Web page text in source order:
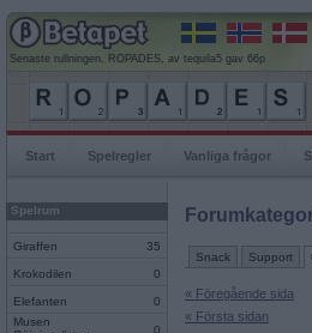
Senaste rullningen, ROPADES, av tequila5 gav 66p
Start Spelregler Vanliga frågor
Spelrum
Giraffen 35
Krokodilen 0
Elefanten
0
Musen
0
Snack Support
« Föregående sida
« Första sidan